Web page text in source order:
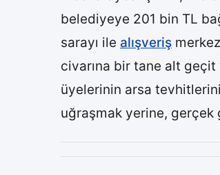
belediyeye 201 bin TL
sarayı ile alışveriş
civarına bir tane alt
üyelerinin arsa
uğraşmak yerine, gerçek